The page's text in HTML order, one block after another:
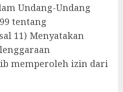
Undang-Undang
tentang
11) Menyatakan
memperoleh izin dari